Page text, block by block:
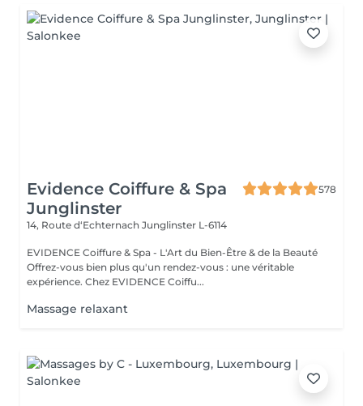
Evidence Coiffure & Spa
Junglinster
578
14, Route d‘Echternach Junglinster L-6114
EVIDENCE Coiffure & Spa - L'Art du Bien-Être & de la Beauté
Offrez-vous bien plus qu'un rendez-vous : une véritable
expérience. Chez EVIDENCE Coiffu...
Massage relaxant